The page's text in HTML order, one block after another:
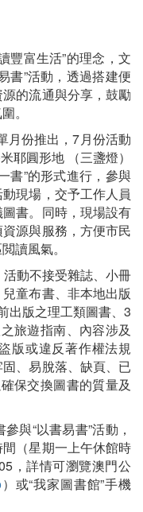
豐富生活”的理念，文
書”活動，透過搭建便
的流通與分享，鼓勵
。
月份推出，7月份活動
耶圓形地 （三盞燈）
書”的形式進行，參與
現場，交予工作人員
書。同時，現場設有
源與服務，方便市民
讀風氣。
動不接受雜誌、小冊
童布書、非本地出版
出版之理工類圖書、3
旅遊指南、內容涉及
版或違反著作權法規
、易脫落、缺頁、已
保交換圖書的質量及
與“以書易書”活動，
（星期一上午休館時
，詳情可瀏覽澳門公
）或“我家圖書館”手機